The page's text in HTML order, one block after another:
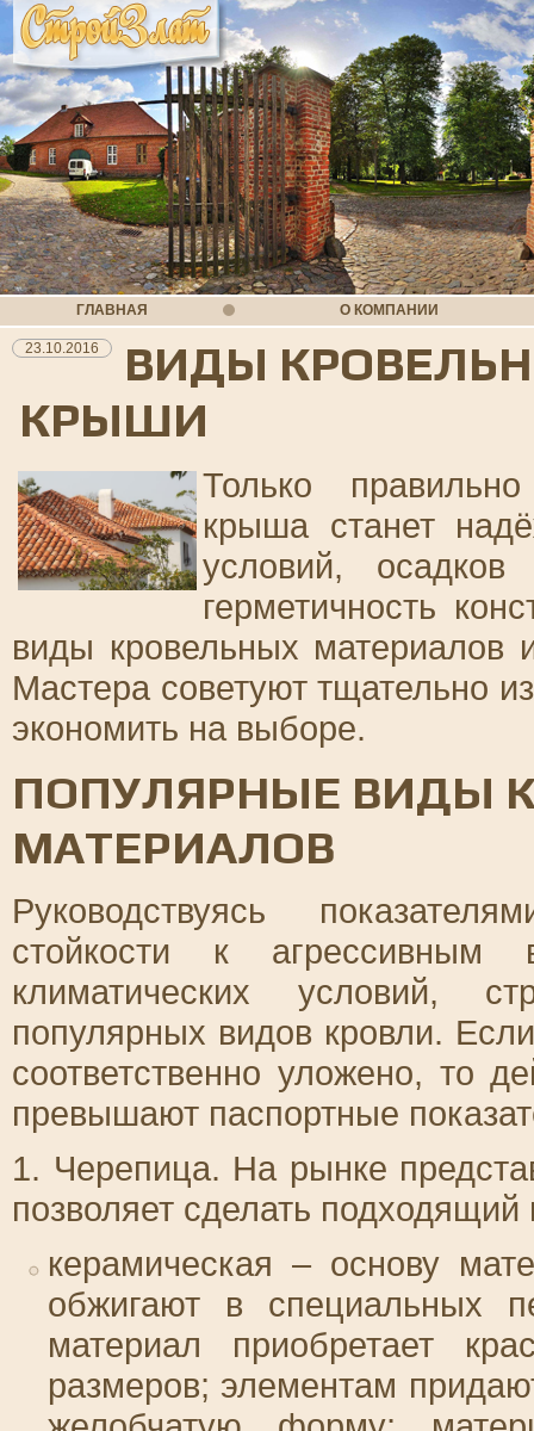
ГЛАВНАЯ О КОМПАНИИ
23.10.2016
ВИДЫ
КРЫШИ
Только
крыша станет
условий,
герметичность
виды кровельных материалов
Мастера советуют тщательно
экономить на выборе.
ПОПУЛЯРНЫЕ ВИДЫ
МАТЕРИАЛОВ
Руководствуясь
стойкости к
климатических условий,
популярных видов кровли.
соответственно уложено, то
превышают паспортные
1. Черепица. На рынке
позволяет сделать
керамическая – основу
обжигают в специальных
материал приобретает
размеров; элементам